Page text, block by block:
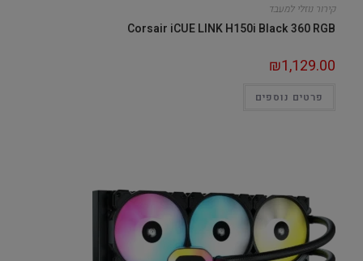
קירור נוזלי למעבד
Corsair iCUE LINK H150i Black 360 RGB
₪1,129.00
פרטים נוספים